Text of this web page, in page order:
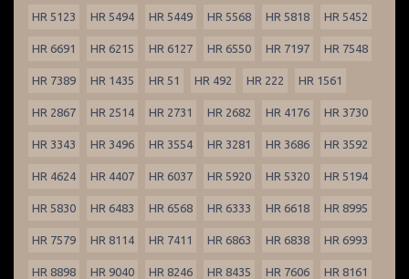
HR 5123 HR 5494 HR 5449 HR 5568 HR 5818 HR 5452
HR 6691 HR 6215 HR 6127 HR 6550 HR 7197 HR 7548
HR 7389 HR 1435 HR 51 HR 492 HR 222 HR 1561
HR 2867 HR 2514 HR 2731 HR 2682 HR 4176 HR 3730
HR 3343 HR 3496 HR 3554 HR 3281 HR 3686 HR 3592
HR 4624 HR 4407 HR 6037 HR 5920 HR 5320 HR 5194
HR 5830 HR 6483 HR 6568 HR 6333 HR 6618 HR 8995
HR 7579 HR 8114 HR 7411 HR 6863 HR 6838 HR 6993
HR 8898 HR 9040 HR 8246 HR 8435 HR 7606 HR 8161